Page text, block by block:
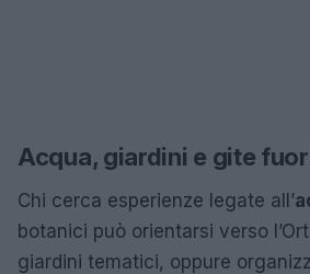
Acqua, giardini e gite
Chi cerca esperienze legate all’
botanici può orientarsi verso
giardini tematici, oppure